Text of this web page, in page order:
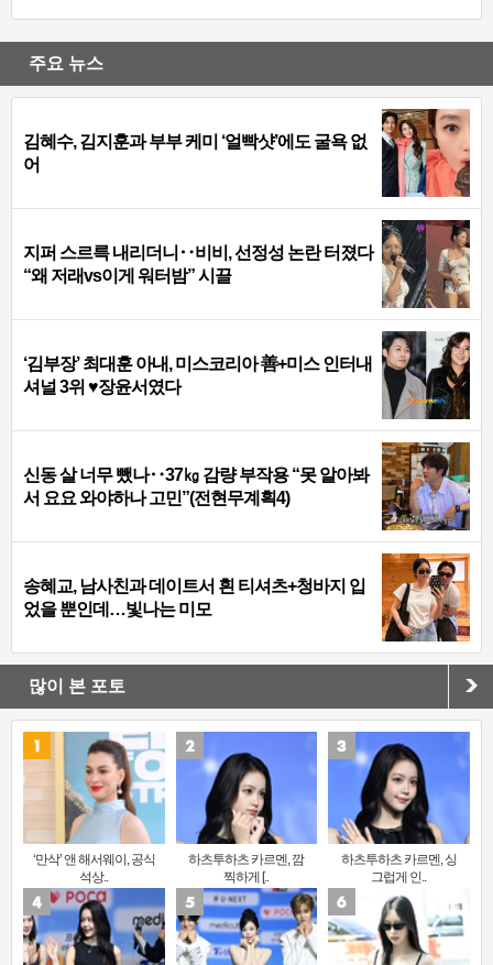
주요 뉴스
김혜수, 김지훈과 부부 케미 ‘얼빡샷’에도 굴욕 없
어
지퍼 스르륵 내리더니‥비비, 선정성 논란 터졌다
“왜 저래vs이게 워터밤” 시끌
‘김부장’ 최대훈 아내, 미스코리아 善+미스 인터내
셔널 3위 ♥장윤서였다
신동 살 너무 뺐나‥37㎏ 감량 부작용 “못 알아봐
서 요요 와야하나 고민”(전현무계획4)
송혜교, 남사친과 데이트서 흰 티셔츠+청바지 입
었을 뿐인데…빛나는 미모
많이 본 포토
‘만삭’ 앤 해서웨이, 공식
석상..
하츠투하츠 카르멘, 깜
찍하게 [..
하츠투하츠 카르멘, 싱
그럽게 인..